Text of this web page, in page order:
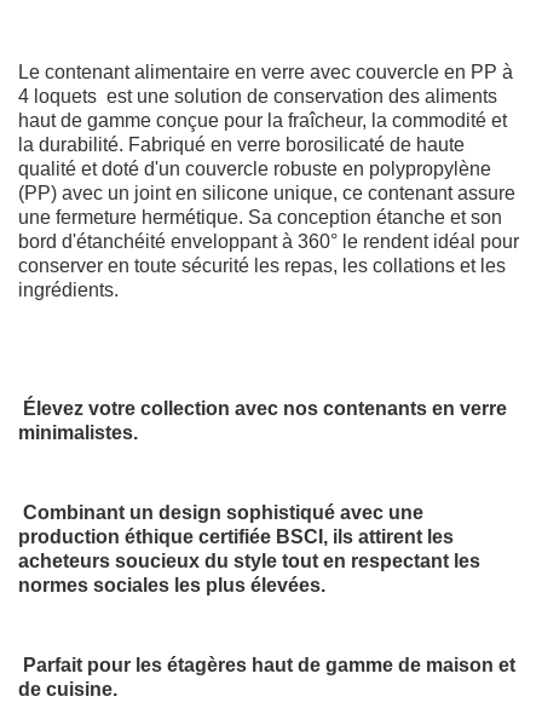
Le contenant alimentaire en verre avec couvercle en PP à
4 loquets est une solution de conservation des aliments
haut de gamme conçue pour la fraîcheur, la commodité et
la durabilité. Fabriqué en verre borosilicaté de haute
qualité et doté d'un couvercle robuste en polypropylène
(PP) avec un joint en silicone unique, ce contenant assure
une fermeture hermétique. Sa conception étanche et son
bord d'étanchéité enveloppant à 360° le rendent idéal pour
conserver en toute sécurité les repas, les collations et les
ingrédients.
Élevez votre collection avec nos contenants en verre
minimalistes.
Combinant un design sophistiqué avec une
production éthique certifiée BSCI, ils attirent les
acheteurs soucieux du style tout en respectant les
normes sociales les plus élevées.
Parfait pour les étagères haut de gamme de maison et
de cuisine.